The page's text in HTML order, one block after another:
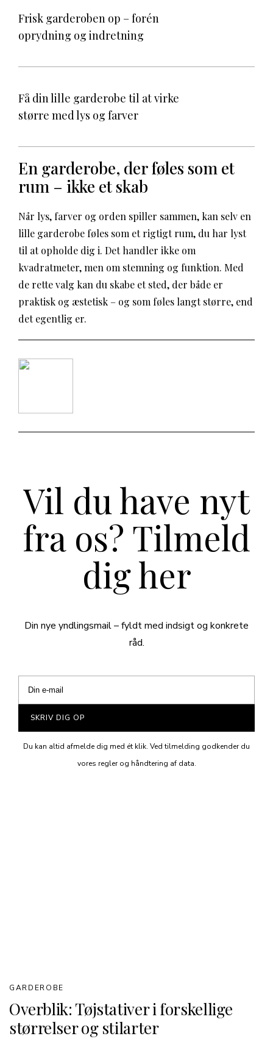
Frisk garderoben op – forén
oprydning og indretning
Få din lille garderobe til at virke
større med lys og farver
En garderobe, der føles som et
rum – ikke et skab
Når lys, farver og orden spiller sammen, kan selv en
lille garderobe føles som et rigtigt rum, du har lyst
til at opholde dig i. Det handler ikke om
kvadratmeter, men om stemning og funktion. Med
de rette valg kan du skabe et sted, der både er
praktisk og æstetisk – og som føles langt større, end
det egentlig er.
Vil du have nyt
fra os? Tilmeld
dig her
Din nye yndlingsmail – fyldt med indsigt og konkrete
råd.
SKRIV DIG OP
Du kan altid afmelde dig med ét klik. Ved tilmelding godkender du
vores regler og håndtering af data.
Overblik: Tøjstativer i forskellige
størrelser og stilarter
GARDEROBE